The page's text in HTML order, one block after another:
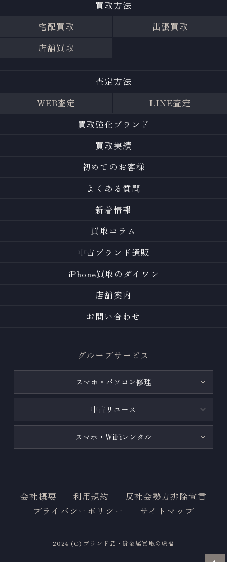
買取方法
宅配買取
出張買取
店舗買取
査定方法
WEB査定
LINE査定
買取強化ブランド
買取実績
初めてのお客様
よくある質問
新着情報
買取コラム
中古ブランド通販
iPhone買取のダイワン
店舗案内
お問い合わせ
グループサービス
スマホ・パソコン修理
中古リユース
スマホ・WiFiレンタル
会社概要 利用規約
反社会勢力排除宣言
プライバシーポリシー
サイトマップ
2024 (C) ブランド品・貴金属買取の虎福